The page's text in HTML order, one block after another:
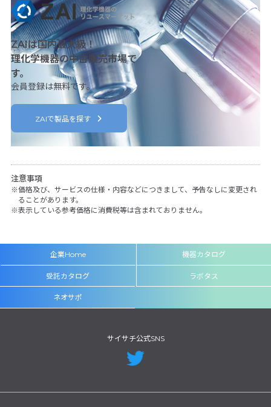
ZAIは国内最大級！
理化学機器の中古販売市場で
す。
会員登録は無料です。
ZAIで製品を探す
注意事項
価格及び、サービスの仕様・内容などにつきまして、予告なしに変更され
ることがあります。
表示している参考価格に消費税等は含まれておりません。
企業Home 機器カタログ
受託カタログ ラボタス
ネオサポ
サイサチ公式SNS